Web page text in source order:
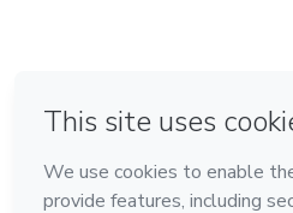
Feito com ❤ na Cidade do México